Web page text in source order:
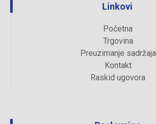
Linkovi
Početna
Trgovina
Preuzimanje sadržaja
Kontakt
Raskid ugovora